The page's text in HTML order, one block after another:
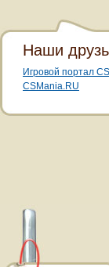
Наши
Игровой портал
CSMania.RU